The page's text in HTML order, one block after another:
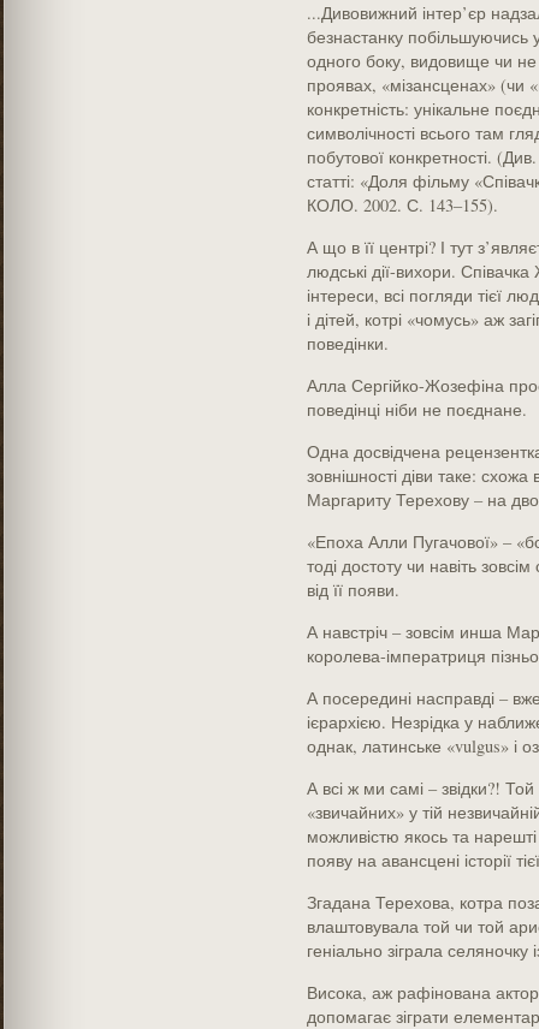
...Дивовижний інтер’єр
безнастанку побільшуючись
одного боку, видовище чи не
проявах, «мізансценах» (чи
конкретність: унікальне
символічності всього там
побутової конкретності.
статті: «Доля фільму
КОЛО. 2002. С. 143–155).
А що в її центрі? І тут
людські дії-вихори.
інтереси, всі погляди тієї
і дітей, котрі «чомусь» аж
поведінки.
Алла Сергійко-Жозефіна
поведінці ніби не поєднане.
Одна досвідчена
зовнішності діви таке:
Маргариту Терехову – на
«Епоха Алли Пугачової» –
тоді достоту чи навіть
від її появи.
А навстріч – зовсім инша
королева-імператриця
А посередині насправді –
ієрархією. Незрідка у
однак, латинське «vulgus» і
А всі ж ми самі – звідки?!
«звичайних» у тій
можливістю якось та
появу на авансцені історії
Згадана Терехова, котра
влаштовувала той чи той
геніально зіграла селяночку
Висока, аж рафінована
допомагає зіграти